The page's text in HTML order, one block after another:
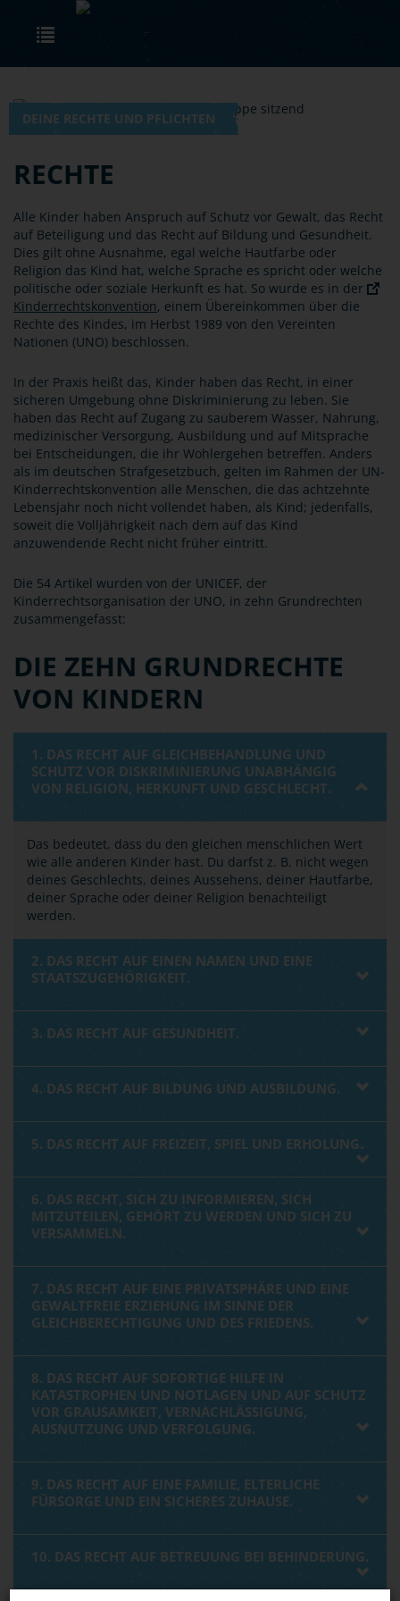
Skip to main content
DEINE RECHTE UND PFLICHTEN
RECHTE
Alle Kinder haben Anspruch auf Schutz vor Gewalt, das Recht
auf Beteiligung und das Recht auf Bildung und Gesundheit.
Dies gilt ohne Ausnahme, egal welche Hautfarbe oder
Religion das Kind hat, welche Sprache es spricht oder welche
politische oder soziale Herkunft es hat. So wurde es in der
Kinderrechtskonvention, einem Übereinkommen über die
Rechte des Kindes, im Herbst 1989 von den Vereinten
Nationen (UNO) beschlossen.
In der Praxis heißt das, Kinder haben das Recht, in einer
sicheren Umgebung ohne Diskriminierung zu leben. Sie
haben das Recht auf Zugang zu sauberem Wasser, Nahrung,
medizinischer Versorgung, Ausbildung und auf Mitsprache
bei Entscheidungen, die ihr Wohlergehen betreffen. Anders
als im deutschen Strafgesetzbuch, gelten im Rahmen der UN-
Kinderrechtskonvention alle Menschen, die das achtzehnte
Lebensjahr noch nicht vollendet haben, als Kind; jedenfalls,
soweit die Volljährigkeit nach dem auf das Kind
anzuwendende Recht nicht früher eintritt.
Die 54 Artikel wurden von der UNICEF, der
Kinderrechtsorganisation der UNO, in zehn Grundrechten
zusammengefasst:
DIE ZEHN GRUNDRECHTE
VON KINDERN
1. DAS RECHT AUF GLEICHBEHANDLUNG UND
SCHUTZ VOR DISKRIMINIERUNG UNABHÄNGIG
VON RELIGION, HERKUNFT UND GESCHLECHT.
Das bedeutet, dass du den gleichen menschlichen Wert
wie alle anderen Kinder hast. Du darfst z. B. nicht wegen
deines Geschlechts, deines Aussehens, deiner Hautfarbe,
deiner Sprache oder deiner Religion benachteiligt
werden.
2. DAS RECHT AUF EINEN NAMEN UND EINE
STAATSZUGEHÖRIGKEIT.
3. DAS RECHT AUF GESUNDHEIT.
4. DAS RECHT AUF BILDUNG UND AUSBILDUNG.
5. DAS RECHT AUF FREIZEIT, SPIEL UND ERHOLUNG.
6. DAS RECHT, SICH ZU INFORMIEREN, SICH
MITZUTEILEN, GEHÖRT ZU WERDEN UND SICH ZU
VERSAMMELN.
7. DAS RECHT AUF EINE PRIVATSPHÄRE UND EINE
GEWALTFREIE ERZIEHUNG IM SINNE DER
GLEICHBERECHTIGUNG UND DES FRIEDENS.
8. DAS RECHT AUF SOFORTIGE HILFE IN
KATASTROPHEN UND NOTLAGEN UND AUF SCHUTZ
VOR GRAUSAMKEIT, VERNACHLÄSSIGUNG,
AUSNUTZUNG UND VERFOLGUNG.
9. DAS RECHT AUF EINE FAMILIE, ELTERLICHE
FÜRSORGE UND EIN SICHERES ZUHAUSE.
10. DAS RECHT AUF BETREUUNG BEI BEHINDERUNG.